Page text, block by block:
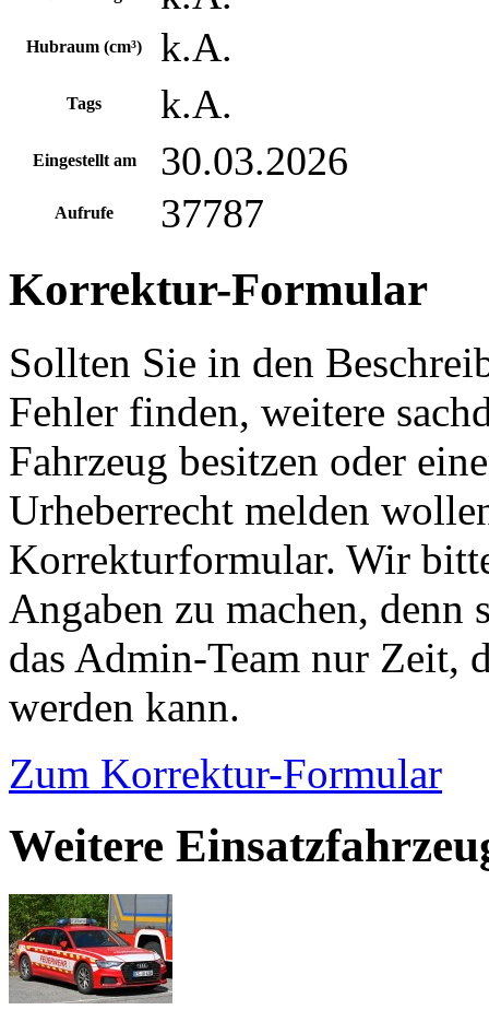
Hubraum (cm³) k.A.
Tags k.A.
Eingestellt am 30.03.2026
Aufrufe 37787
Korrektur-Formular
Sollten Sie in den
Fehler finden, weitere
Fahrzeug besitzen oder
Urheberrecht melden
Korrekturformular. Wir
Angaben zu machen,
das Admin-Team nur Zeit,
werden kann.
Zum Korrektur-Formular
Weitere